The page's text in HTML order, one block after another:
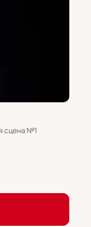
сцена №1